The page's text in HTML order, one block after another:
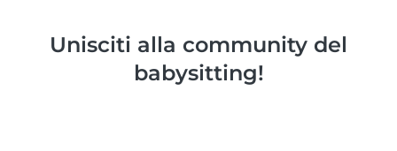
Unisciti alla community del
babysitting!